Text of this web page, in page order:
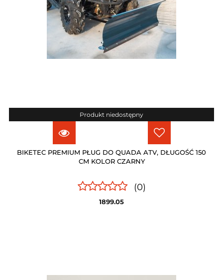
Produkt niedostępny
BIKETEC PREMIUM PŁUG DO QUADA ATV, DŁUGOŚĆ 150
CM KOLOR CZARNY
(0)
1899.05